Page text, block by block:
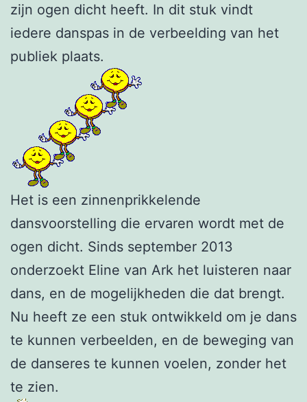
zijn ogen dicht heeft. In dit stuk vindt
iedere danspas in de verbeelding van het
publiek plaats.
Het is een zinnenprikkelende
dansvoorstelling die ervaren wordt met de
ogen dicht. Sinds september 2013
onderzoekt Eline van Ark het luisteren naar
dans, en de mogelijkheden die dat brengt.
Nu heeft ze een stuk ontwikkeld om je dans
te kunnen verbeelden, en de beweging van
de danseres te kunnen voelen, zonder het
te zien.